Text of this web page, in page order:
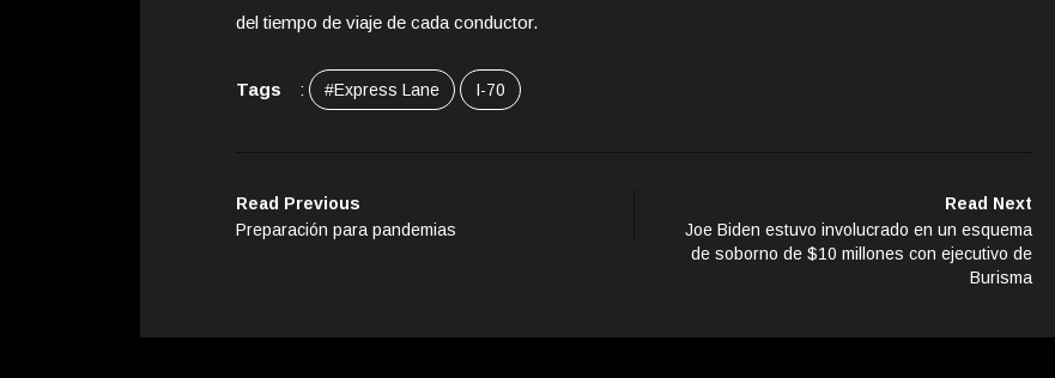
del tiempo de viaje de cada conductor.
Tags : #Express Lane I-70
Read Previous
Preparación para pandemias
Read Next
Joe Biden estuvo involucrado en un esquema
de soborno de $10 millones con ejecutivo de
Burisma